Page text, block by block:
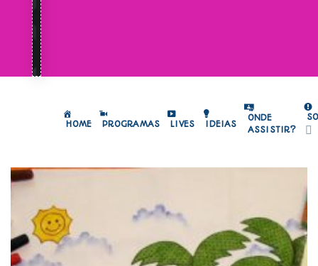
HOME PROGRAMAS LIVES IDEIAS
ONDE
ASSISTIR?